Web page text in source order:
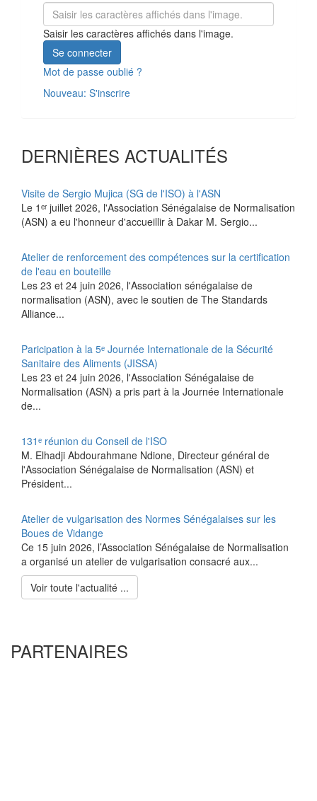
Saisir les caractères affichés dans l'image.
Se connecter
Mot de passe oublié ?
Nouveau: S'inscrire
DERNIÈRES ACTUALITÉS
Visite de Sergio Mujica (SG de l'ISO) à l'ASN
Le 1ᵉʳ juillet 2026, l'Association Sénégalaise de Normalisation
(ASN) a eu l'honneur d'accueillir à Dakar M. Sergio...
Atelier de renforcement des compétences sur la certification
de l'eau en bouteille
Les 23 et 24 juin 2026, l'Association sénégalaise de
normalisation (ASN), avec le soutien de The Standards
Alliance...
Paricipation à la 5ᵉ Journée Internationale de la Sécurité
Sanitaire des Aliments (JISSA)
‎Les 23 et 24 juin 2026, l'Association Sénégalaise de
Normalisation (ASN) a pris part à la Journée Internationale
de...
131ᵉ réunion du Conseil de l'ISO
M. Elhadji Abdourahmane Ndione, Directeur général de
l'Association Sénégalaise de Normalisation (ASN) et
Président...
Atelier de vulgarisation des Normes Sénégalaises sur les
Boues de Vidange
Ce 15 juin 2026, l’Association Sénégalaise de Normalisation
a organisé un atelier de vulgarisation consacré aux...
Voir toute l'actualité ...
PARTENAIRES